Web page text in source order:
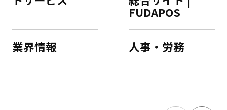
FUDAPOS
業界情報 人事・労務